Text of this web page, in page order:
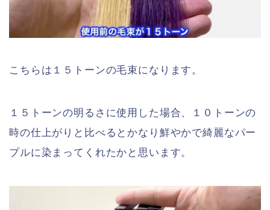
こちらは１５トーンの毛束になります。
１５トーンの明るさに使用した場合、１０トーンの
時の仕上がりと比べるとかなり鮮やかで綺麗なパー
プルに染まってくれたかと思います。